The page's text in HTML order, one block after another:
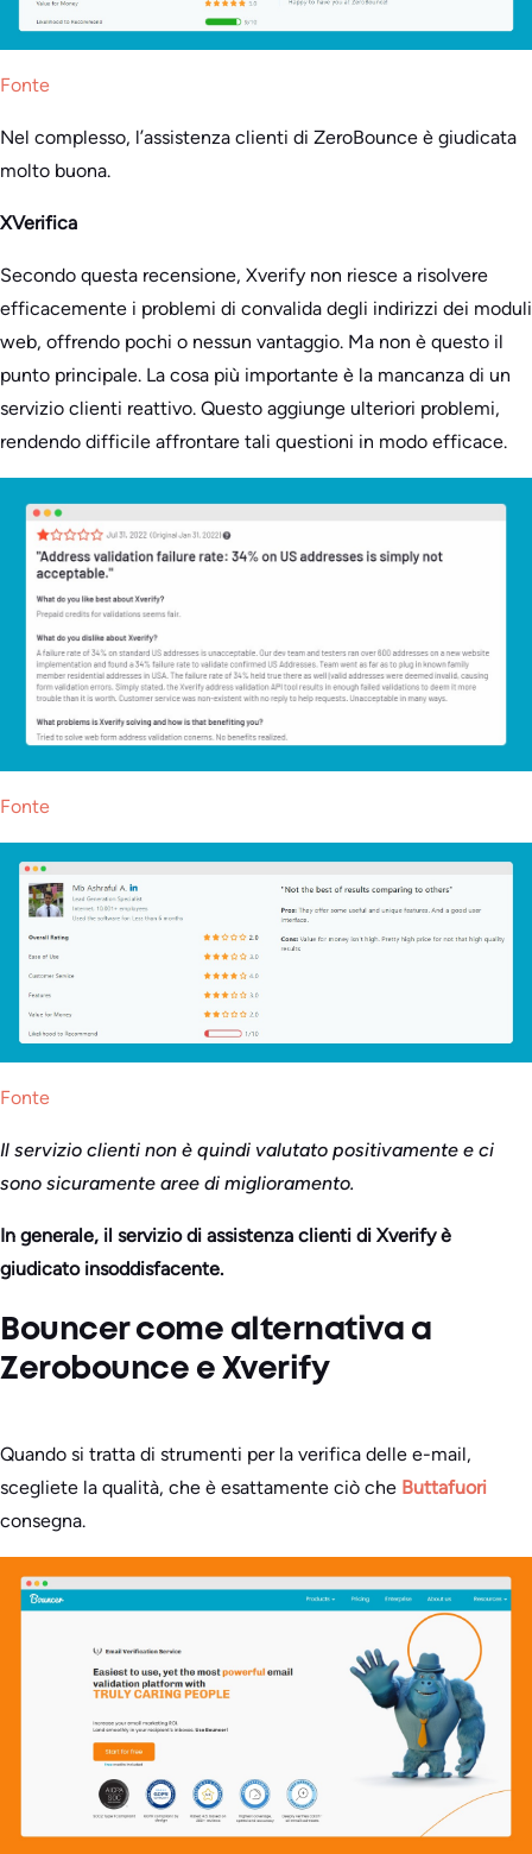
Fonte
Nel complesso, l’assistenza clienti di ZeroBounce è giudicata
molto buona.
XVerifica
Secondo questa recensione, Xverify non riesce a risolvere
efficacemente i problemi di convalida degli indirizzi dei moduli
web, offrendo pochi o nessun vantaggio. Ma non è questo il
punto principale. La cosa più importante è la mancanza di un
servizio clienti reattivo. Questo aggiunge ulteriori problemi,
rendendo difficile affrontare tali questioni in modo efficace.
Fonte
Fonte
Il servizio clienti non è quindi valutato positivamente e ci
sono sicuramente aree di miglioramento.
In generale, il servizio di assistenza clienti di Xverify è
giudicato insoddisfacente.
Bouncer come alternativa a
Zerobounce e Xverify
Quando si tratta di strumenti per la verifica delle e-mail,
scegliete la qualità, che è esattamente ciò che Buttafuori
consegna.